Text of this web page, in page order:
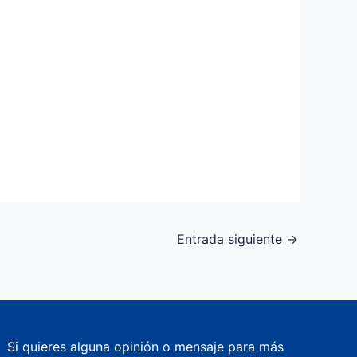
Entrada siguiente →
Si quieres alguna opinión o mensaje para más